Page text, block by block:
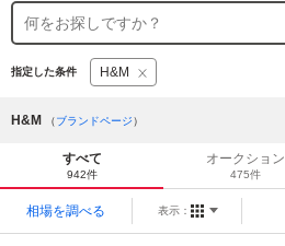
指定した条件 H&M
H&M （ブランドページ）
すべて
942件
オークション
475件
相場を調べる 表示：